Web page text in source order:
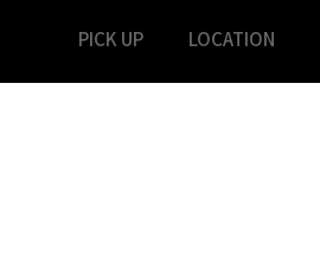
PICK UP LOCATION